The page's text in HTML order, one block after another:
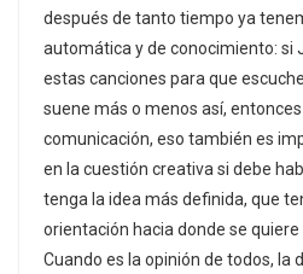
después de tanto tiempo ya
automática y de conocimiento: si
estas canciones para que
suene más o menos así,
comunicación, eso también es
en la cuestión creativa si debe
tenga la idea más definida, que
orientación hacia donde se quiere
Cuando es la opinión de todos, la